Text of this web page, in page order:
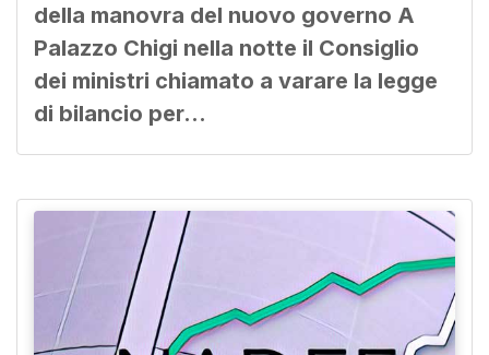
della manovra del nuovo governo A
Palazzo Chigi nella notte il Consiglio
dei ministri chiamato a varare la legge
di bilancio per…